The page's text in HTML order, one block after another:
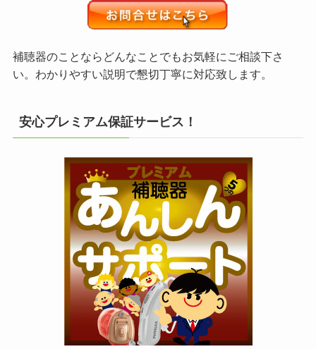
補聴器のことならどんなことでもお気軽にご相談下さ
い。わかりやすい説明で懇切丁寧に対応致します。
安心プレミアム保証サービス！